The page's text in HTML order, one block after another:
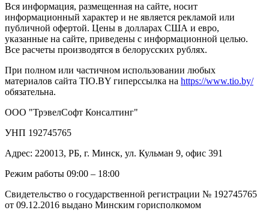
Вся информация, размещенная на сайте, носит
информационный характер и не является рекламой или
публичной офертой. Цены в долларах США и евро,
указанные на сайте, приведены с информационной целью.
Все расчеты производятся в белорусских рублях.
При полном или частичном использовании любых
материалов сайта TIO.BY гиперссылка на https://www.tio.by/
обязательна.
ООО "ТрэвелСофт Консалтинг"
УНП 192745765
Адрес: 220013, РБ, г. Минск, ул. Кульман 9, офис 391
Режим работы 09:00 – 18:00
Свидетельство о государственной регистрации № 192745765
от 09.12.2016 выдано Минским горисполкомом